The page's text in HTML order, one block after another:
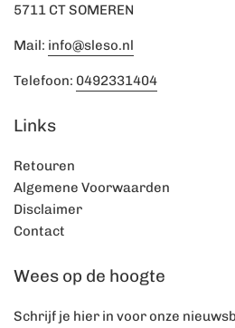
5711 CT SOMEREN
Mail: info@sleso.nl
Telefoon: 0492331404
Links
Retouren
Algemene Voorwaarden
Disclaimer
Contact
Wees op de hoogte
Schrijf je hier in voor onze